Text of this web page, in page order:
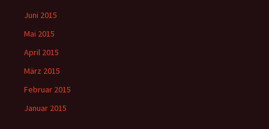
Juni 2015
Mai 2015
April 2015
März 2015
Februar 2015
Januar 2015